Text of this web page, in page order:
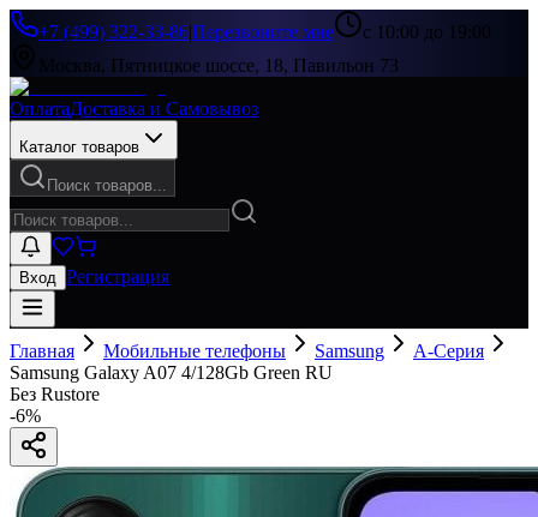
+7 (499) 322-33-86|Перезвоните мне
с 10:00 до 19:00
Москва, Пятницкое шоссе, 18, Павильон 73
ОплатаДоставка и Самовывоз
Каталог товаров
Поиск товаров...
Вход Регистрация
Главная Мобильные телефоны Samsung
A-Серия
Samsung Galaxy A07 4/128Gb Green RU
Без Rustore
-6%